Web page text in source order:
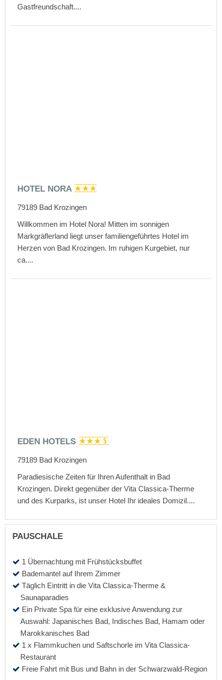
Gastfreundschaft....
HOTEL NORA
79189 Bad Krozingen
Willkommen im Hotel Nora! Mitten im sonnigen
Markgräflerland liegt unser familiengeführtes Hotel im
Herzen von Bad Krozingen. Im ruhigen Kurgebiet, nur
ca....
EDEN HOTELS
79189 Bad Krozingen
Paradiesische Zeiten für Ihren Aufenthalt in Bad
Krozingen. Direkt gegenüber der Vita Classica-Therme
und des Kurparks, ist unser Hotel Ihr ideales Domizil....
PAUSCHALE
1 Übernachtung mit Frühstücksbuffet
Bademantel auf Ihrem Zimmer
Täglich Eintritt in die Vita Classica-Therme &
Saunaparadies
Ein Private Spa für eine exklusive Anwendung zur
Auswahl: Japanisches Bad, Indisches Bad, Hamam oder
Marokkanisches Bad
1 x Flammkuchen und Saftschorle im Vita Classica-
Restaurant
Freie Fahrt mit Bus und Bahn in der Schwarzwald-Region